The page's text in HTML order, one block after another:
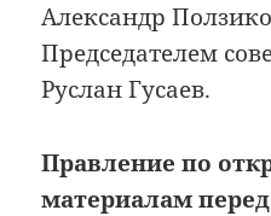
Александр
Председателем
Руслан Гусаев.
Правление по
материалам